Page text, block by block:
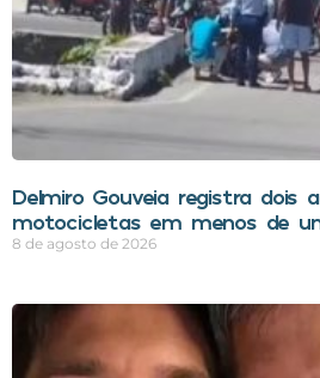
Delmiro Gouveia registra dois
motocicletas em menos de
8 de agosto de 2026